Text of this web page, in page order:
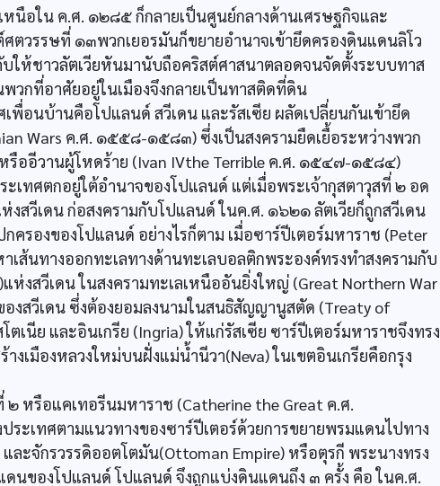
นือใน ค.ศ. ๑๒๘๕ ก็กลายเป็นศูนย์กลางด้านเศรษฐกิจและ
วรรษที่ ๑๓พวกเยอรมันก็ขยายอำนาจเข้ายึดครองดินแดนลิโว
บให้ชาวลัตเวียหันมานับถือคริสต์ศาสนาตลอดจนจัดตั้งระบบทาส
วกที่อาศัยอยู่ในเมืองจึงกลายเป็นทาสติดที่ดิน
อนบ้านคือโปแลนด์ สวีเดน และรัสเซีย ผลัดเปลี่ยนกันเข้ายึด
Wars ค.ศ. ๑๕๕๘-๑๕๘๓) ซึ่งเป็นสงครามยืดเยื้อระหว่างพวก
ออีวานผู้โหดร้าย (Ivan IVthe Terrible ค.ศ. ๑๕๔๗-๑๕๘๔)
ทศตกอยู่ใต้อำนาจของโปแลนด์ แต่เมื่อพระเจ้ากุสตาวุสที่ ๒ อด
สวีเดน ก่อสงครามกับโปแลนด์ ในค.ศ. ๑๖๒๑ ลัตเวียก็ถูกสวีเดน
ครองของโปแลนด์ อย่างไรก็ตาม เมื่อซาร์ปีเตอร์มหาราช (Peter
ส้นทางออกทะเลทางด้านทะเลบอลติกพระองค์ทรงทำสงครามกับ
งสวีเดน ในสงครามทะเลเหนืออันยิ่งใหญ่ (Great Northern War
สวีเดน ซึ่งต้องยอมลงนามในสนธิสัญญานูสตัด (Treaty of
เนีย และอินเกรีย (Ingria) ให้แก่รัสเซีย ซาร์ปีเตอร์มหาราชจึงทรง
เมืองหลวงใหม่บนฝั่งแม่น้ำนีวา(Neva) ในเขตอินเกรียคือกรุง
หรือแคเทอรีนมหาราช (Catherine the Great ค.ศ.
ะเทศตามแนวทางของซาร์ปีเตอร์ด้วยการขยายพรมแดนไปทาง
ะจักรวรรดิออตโตมัน(Ottoman Empire) หรือตุรกี พระนางทรง
นของโปแลนด์ โปแลนด์ จึงถูกแบ่งดินแดนถึง ๓ ครั้ง คือ ในค.ศ.